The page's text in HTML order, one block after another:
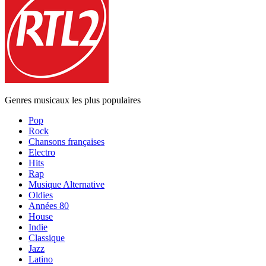
Genres musicaux les plus populaires
Pop
Rock
Chansons françaises
Electro
Hits
Rap
Musique Alternative
Oldies
Années 80
House
Indie
Classique
Jazz
Latino